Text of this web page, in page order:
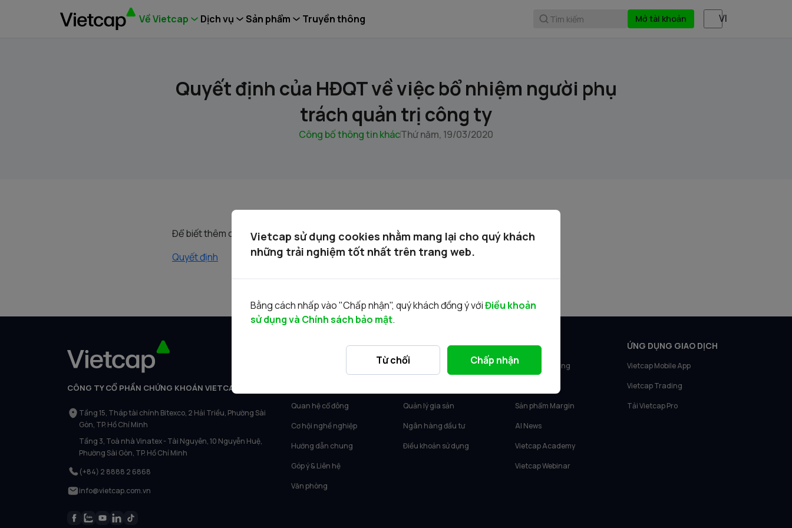
Về Vietcap Dịch vụ Sản phẩm Truyền thông Tìm kiếm Mở tài khoản
Quyết định của HĐQT về việc bổ nhiệm người phụ
trách quản trị công ty
Công bố thông tin khácThứ năm, 19/03/2020
Để biết thêm chi tiết, Quý cổ đông xem tài liệu đính kèm:
Quyết định
CÔNG TY CỔ PHẦN CHỨNG KHOÁN VIETCAP
Tầng 15, Tháp tài chính Bitexco, 2 Hải Triều, Phường Sài
Gòn, TP. Hồ Chí Minh
Tầng 3, Toà nhà Vinatex - Tài Nguyên, 10 Nguyễn Huệ,
Phường Sài Gòn, TP. Hồ Chí Minh
(+84) 2 8888 2 6868
info@vietcap.com.vn
Quan hệ cổ đông
Cơ hội nghề nghiệp
Hướng dẫn chung
Góp ý & Liên hệ
Văn phòng
DỊCH VỤ
Tư vấn KH Cá nhân
Quản lý gia sản
Ngân hàng đầu tư
Điều khoản sử dụng
SẢN PHẨM
Vietcap Trading
Sản phẩm Margin
AI News
Vietcap Academy
Vietcap Webinar
ỨNG DỤNG GIAO DỊCH
Vietcap Mobile App
Vietcap Trading
Tải Vietcap Pro
Vietcap sử dụng cookies nhằm mang lại cho quý khách
những trải nghiệm tốt nhất trên trang web.
Bằng cách nhấp vào "Chấp nhận", quý khách đồng ý vớiĐiều khoản
sử dụng và Chính sách bảo mật.
Từ chối Chấp nhận